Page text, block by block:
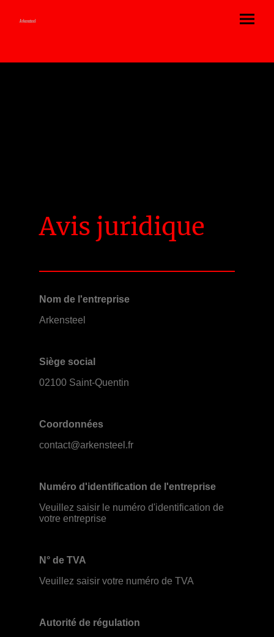
Arkensteel
Avis juridique
Nom de l'entreprise
Arkensteel
Siège social
02100 Saint-Quentin
Coordonnées
contact@arkensteel.fr
Numéro d'identification de l'entreprise
Veuillez saisir le numéro d'identification de
votre entreprise
N° de TVA
Veuillez saisir votre numéro de TVA
Autorité de régulation